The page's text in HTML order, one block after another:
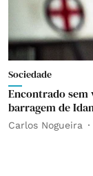
Sociedade
Encontrado sem
barragem de
Carlos Nogueira